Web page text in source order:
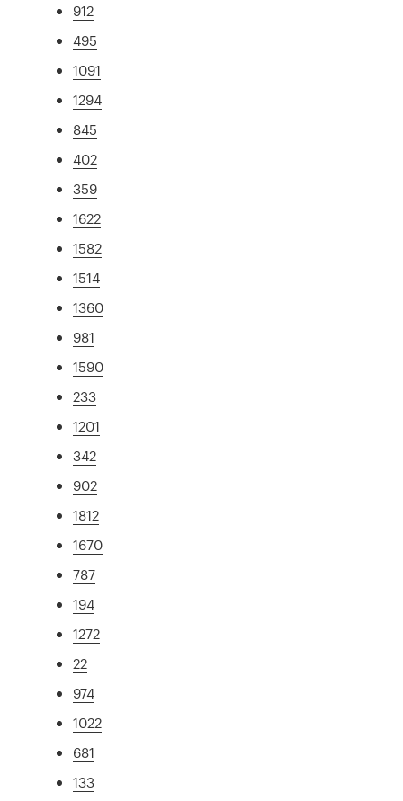
912
495
1091
1294
845
402
359
1622
1582
1514
1360
981
1590
233
1201
342
902
1812
1670
787
194
1272
22
974
1022
681
133